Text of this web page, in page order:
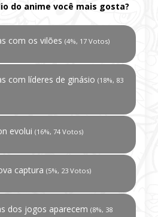
do anime você mais gosta?
com os vilões (4%, 17 Votos)
com líderes de ginásio (18%, 83
evolui (16%, 74 Votos)
captura (5%, 23 Votos)
dos jogos aparecem (8%, 38